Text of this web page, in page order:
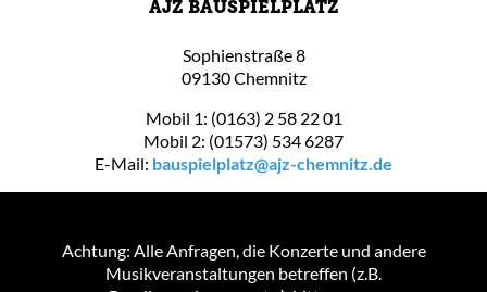
AJZ BAUSPIELPLATZ
Sophienstraße 8
09130 Chemnitz
Mobil 1: (0163) 2 58 22 01
Mobil 2: (01573) 534 6287
E-Mail: bauspielplatz@ajz-chemnitz.de
Achtung: Alle Anfragen, die Konzerte und andere
Musikveranstaltungen betreffen (z.B.